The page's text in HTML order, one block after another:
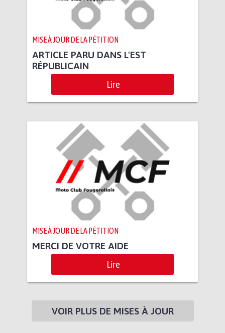
MISE À JOUR DE LA PÉTITION
ARTICLE PARU DANS L'EST
RÉPUBLICAIN
Lire
MISE À JOUR DE LA PÉTITION
MERCI DE VOTRE AIDE
Lire
VOIR PLUS DE MISES À JOUR